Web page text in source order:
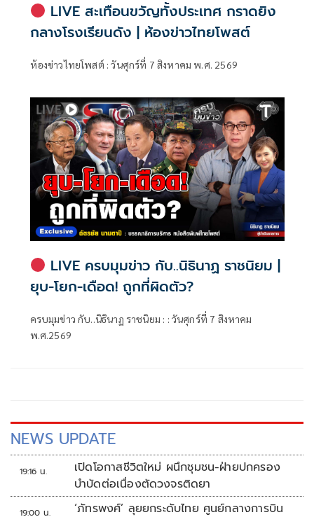
LIVE สะเทือนขวัญทั้งประเทศ กราดยิง
กลางโรงเรียนดัง | ห้องข่าวไทยโพสต์
ห้องข่าวไทยโพสต์ : วันศุกร์ที่ 7 สิงหาคม พ.ศ. 2569
LIVE ครบมุมข่าว กับ..นิธินาฏ ราชนิยม |
ยุบ-โยก-เดือด! ถูกที่ผิดตัว?
ครบมุมข่าว กับ..นิธินาฏ ราชนิยม : : วันศุกร์ที่ 7 สิงหาคม
พ.ศ.2569
NEWS UPDATE
19:16 น.
เปิดโอกาสชีวิตใหม่ ผนึกชุมชน-ฝ่ายปกครอง
บำบัดต่อเนื่องตัดวงจรติดยา
19:00 น.
‘ภัทรพงศ์’ ลุยยกระดับไทย ศูนย์กลางการบิน